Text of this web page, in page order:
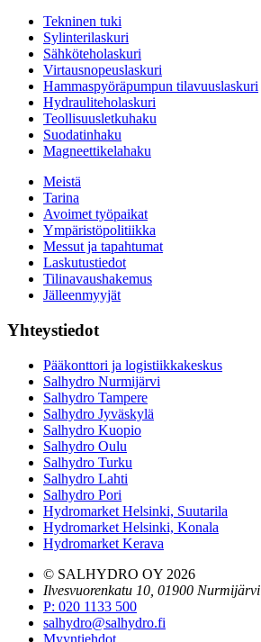
Tekninen tuki
Sylinterilaskuri
Sähköteholaskuri
Virtausnopeuslaskuri
Hammaspyöräpumpun tilavuuslaskuri
Hydrauliteholaskuri
Teollisuusletkuhaku
Suodatinhaku
Magneettikelahaku
Meistä
Tarina
Avoimet työpaikat
Ympäristöpolitiikka
Messut ja tapahtumat
Laskutustiedot
Tilinavaushakemus
Jälleenmyyjät
Yhteystiedot
Pääkonttori ja logistiikkakeskus
Salhydro Nurmijärvi
Salhydro Tampere
Salhydro Jyväskylä
Salhydro Kuopio
Salhydro Oulu
Salhydro Turku
Salhydro Lahti
Salhydro Pori
Hydromarket Helsinki, Suutarila
Hydromarket Helsinki, Konala
Hydromarket Kerava
© SALHYDRO OY 2026
Ilvesvuorenkatu 10, 01900 Nurmijärvi
P: 020 1133 500
salhydro@salhydro.fi
Myyntiehdot